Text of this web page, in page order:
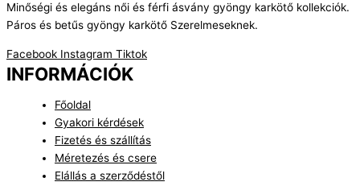
Minőségi és elegáns női és férfi ásvány gyöngy karkötő kollekciók.
Páros és betűs gyöngy karkötő Szerelmeseknek.
Facebook Instagram Tiktok
INFORMÁCIÓK
Főoldal
Gyakori kérdések
Fizetés és szállítás
Méretezés és csere
Elállás a szerződéstől